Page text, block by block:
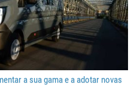
a sua gama e a adotar novas